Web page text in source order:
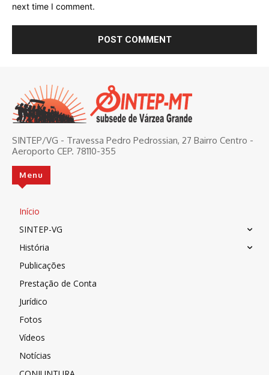
next time I comment.
SINTEP/VG - Travessa Pedro Pedrossian, 27 Bairro Centro -
Aeroporto CEP. 78110-355
Menu
Início
SINTEP-VG
História
Publicações
Prestação de Conta
Jurídico
Fotos
Vídeos
Notícias